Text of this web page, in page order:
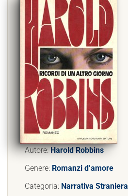
Autore:Harold Robbins
Genere: Romanzi d’amore
Categoria: Narrativa Straniera